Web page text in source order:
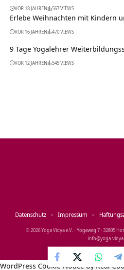
VOR 18 JAHREN 567 VIEWS
Erlebe Weihnachten mit Kindern
VOR 16 JAHREN 470 VIEWS
9 Tage Yogalehrer
VOR 12 JAHREN 545 VIEWS
© 2026 Yoga Vidya e.V. · Yogaweg 7 · 32805
Datenschutz Impressum
WordPress Cookie Notice by Real